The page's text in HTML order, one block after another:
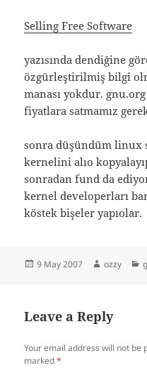
Selling Free Software
yazısında dendiğine
özgürleştirilmiş bilgi
manası yokdur.
fiyatlara satmamız
sonra düşündüm linux
kernelini alıo
sonradan fund da
kernel developerları
köstek bişeler yapıolar.
Posted
9 May 2007 Author
ozzy
Leave a Reply
Your email address will not be
marked*